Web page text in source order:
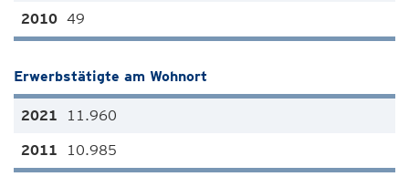
49
Erwerbstätigte am Wohnort
11.960
10.985